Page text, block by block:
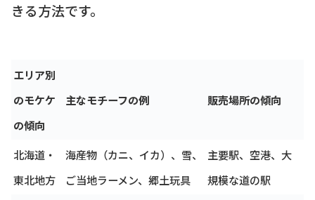
きる方法です。
エリア別
のモケケ
の傾向
主なモチーフの例 販売場所の傾向
北海道・
東北地方
海産物（カニ、イカ）、雪、
ご当地ラーメン、郷土玩具
主要駅、空港、大
規模な道の駅